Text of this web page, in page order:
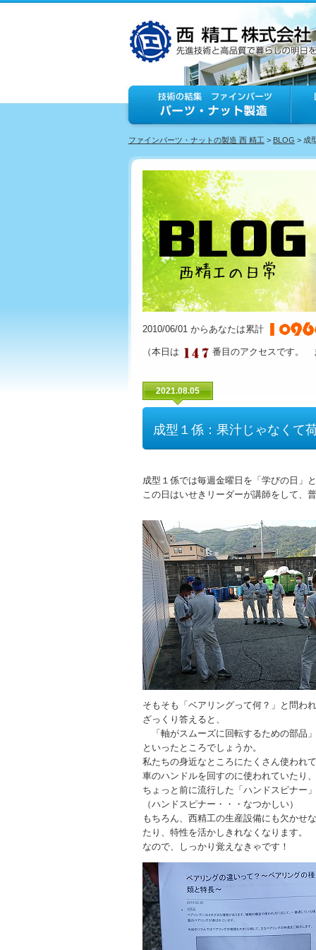
ファインパーツ・ナットの製造 西 精工 > BLOG > 成
2010/06/01 からあなたは累計
（本日は 番目のアクセスです。
2021.08.05
成型１係：果汁じゃなくて
成型１係では毎週金曜日を「学びの日」
この日はいせきリーダーが講師をして、
そもそも「ベアリングって何？」と問わ
ざっくり答えると、
「軸がスムーズに回転するための部品」
といったところでしょうか。
私たちの身近なところにたくさん使われ
車のハンドルを回すのに使われていたり
ちょっと前に流行した「ハンドスピナー
（ハンドスピナー・・・なつかしい）
もちろん、西精工の生産設備にも欠かせ
たり、特性を活かしきれなくなります。
なので、しっかり覚えなきゃです！